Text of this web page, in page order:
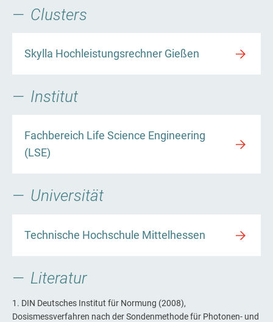
Clusters
Skylla Hochleistungsrechner Gießen
Institut
Fachbereich Life Science Engineering
(LSE)
Universität
Technische Hochschule Mittelhessen
Literatur
1. DIN Deutsches Institut für Normung (2008),
Dosismessverfahren nach der Sondenmethode für Photonen- und